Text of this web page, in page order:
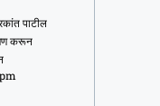
पाटील
करून